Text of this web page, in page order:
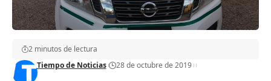
Tiempo de Noticias 28 de octubre de 2019
2 minutos de lectura